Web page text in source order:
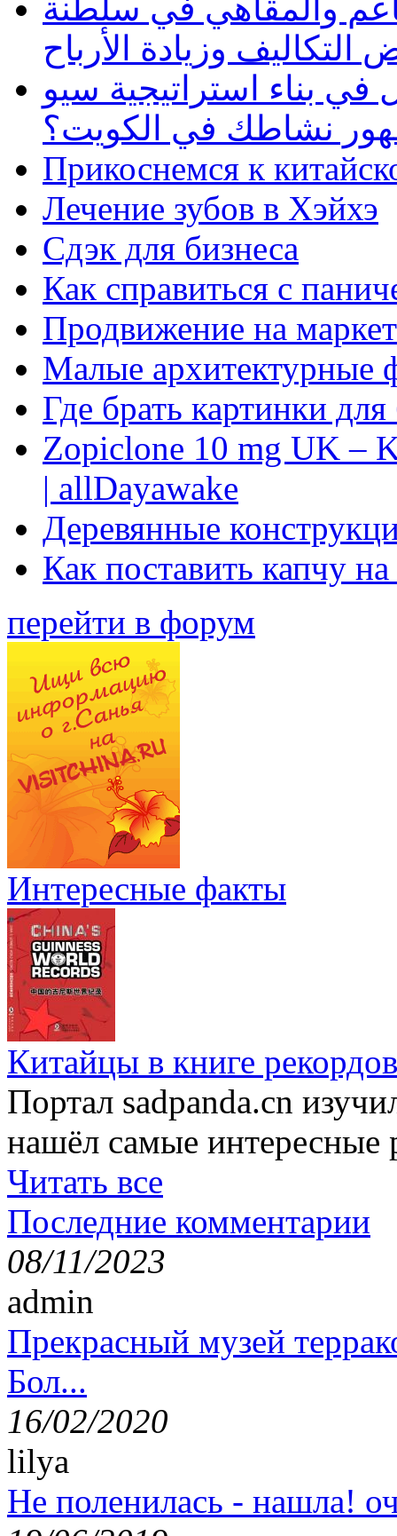
والمقاهي في سلطنة
وزيادة الأرباح
بناء استراتيجية سيو
نشاطك في الكويت؟
Прикоснемся к
Лечение зубов в Хэйхэ
Сдэк для бизнеса
Как справиться с
Продвижение на
Малые архитектурные
Где брать картинки
Zopiclone 10 mg UK –
| allDayawake
Деревянные
Как поставить капчу
перейти в форум
Интересные факты
Китайцы в книге
Портал sadpanda.cn
нашёл самые интересные
Читать все
Последние комментарии
08/11/2023
admin
Прекрасный музей
Бол...
16/02/2020
lilya
Не поленилась - нашла!